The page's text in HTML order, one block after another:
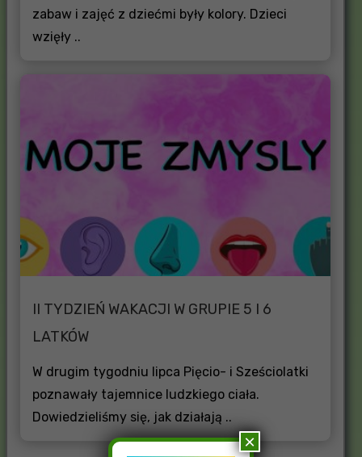
zabaw i zajęć z dziećmi były kolory. Dzieci
wzięły ..
II TYDZIEŃ WAKACJI W GRUPIE 5 I 6
LATKÓW
W drugim tygodniu lipca Pięcio- i Sześciolatki
poznawały tajemnice ludzkiego ciała.
Dowiedzieliśmy się, jak działają ..
×